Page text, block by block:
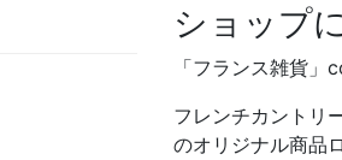
ショップ
「フランス雑貨
フレンチカントリ
のオリジナル商品